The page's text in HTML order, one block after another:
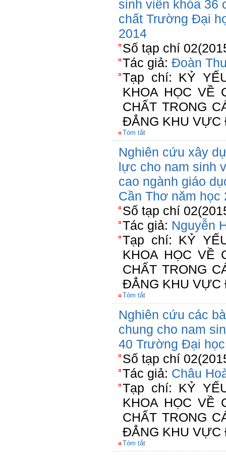
sinh viên khóa 36
chất Trường Đại
2014
Số tạp chí
Tác giả: Đoàn
Tạp chí: KỶ
KHOA HỌC VỀ
CHẤT TRONG
ĐẲNG KHU VỰC
Tóm tắt
Nghiên cứu xây
lực cho nam sinh
cao ngành giáo
Cần Thơ năm học
Số tạp chí
Tác giả: Nguyễn
Tạp chí: KỶ
KHOA HỌC VỀ
CHẤT TRONG
ĐẲNG KHU VỰC
Tóm tắt
Nghiên cứu các
chung cho nam
40 Trường Đại
Số tạp chí
Tác giả: Châu
Tạp chí: KỶ
KHOA HỌC VỀ
CHẤT TRONG
ĐẲNG KHU VỰC
Tóm tắt